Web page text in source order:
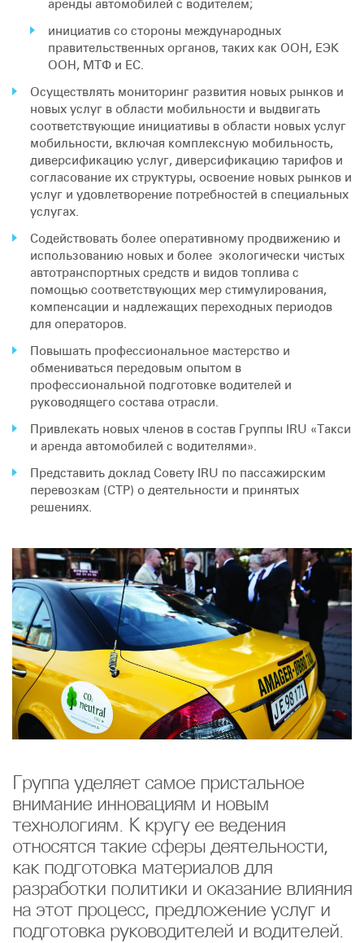
аренды автомобилей с водителем;
инициатив со стороны международных
правительственных органов, таких как ООН, ЕЭК
ООН, МТФ и ЕС.
Осуществлять мониторинг развития новых рынков и
новых услуг в области мобильности и выдвигать
соответствующие инициативы в области новых услуг
мобильности, включая комплексную мобильность,
диверсификацию услуг, диверсификацию тарифов и
согласование их структуры, освоение новых рынков и
услуг и удовлетворение потребностей в специальных
услугах.
Содействовать более оперативному продвижению и
использованию новых и более экологически чистых
автотранспортных средств и видов топлива с
помощью соответствующих мер стимулирования,
компенсации и надлежащих переходных периодов
для операторов.
Повышать профессиональное мастерство и
обмениваться передовым опытом в
профессиональной подготовке водителей и
руководящего состава отрасли.
Привлекать новых членов в состав Группы IRU «Такси
и аренда автомобилей с водителями».
Представить доклад Совету IRU по пассажирским
перевозкам (СТР) о деятельности и принятых
решениях.
Группа уделяет самое пристальное
внимание инновациям и новым
технологиям. К кругу ее ведения
относятся такие сферы деятельности,
как подготовка материалов для
разработки политики и оказание влияния
на этот процесс, предложение услуг и
подготовка руководителей и водителей.